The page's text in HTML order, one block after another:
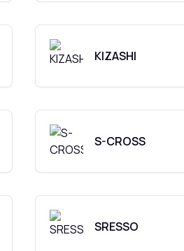
KIZASHI
S-CROSS
SRESSO